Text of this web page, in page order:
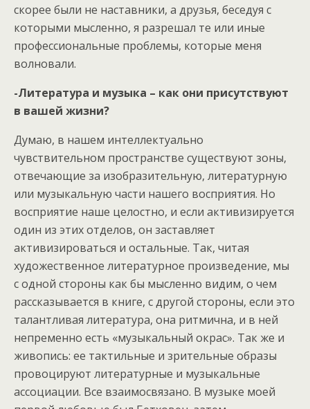
скорее были не наставники, а друзья, беседуя с
которыми мысленно, я разрешал те или иные
профессиональные проблемы, которые меня
волновали.
-Литература и музыка – как они присутствуют
в вашей жизни?
Думаю, в нашем интеллектуально
чувствительном пространстве существуют зоны,
отвечающие за изобразительную, литературную
или музыкальную части нашего восприятия. Но
восприятие наше целостно, и если активизируется
один из этих отделов, он заставляет
активизироваться и остальные. Так, читая
художественное литературное произведение, мы
с одной стороны как бы мысленно видим, о чем
рассказывается в книге, с другой стороны, если это
талантливая литература, она ритмична, и в ней
непременно есть «музыкальный окрас». Так же и
живопись: ее тактильные и зрительные образы
провоцируют литературные и музыкальные
ассоциации. Все взаимосвязано. В музыке моей